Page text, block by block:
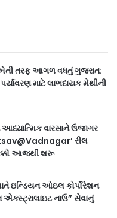
તરફ આગળ વધતું ગુજરાત:
માટે લાભદાયક મેથીની
વારસાને ઉજાગર
રીલ
આજથી શરૂ
ઇન્ડિયન ઓઇલ કોર્પોરેશન
એક્સ્ટ્રાલાઇટ નાઉ” સેવાનું